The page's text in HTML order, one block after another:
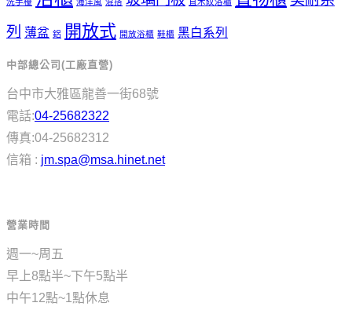
列 薄盆 鋁 開放式 開放浴櫃 鞋櫃 黑白系列
中部總公司(工廠直營)
台中市大雅區龍善一街68號
電話:04-25682322
傳真:04-25682312
信箱 : jm.spa@msa.hinet.net
營業時間
週一~周五
早上8點半~下午5點半
中午12點~1點休息